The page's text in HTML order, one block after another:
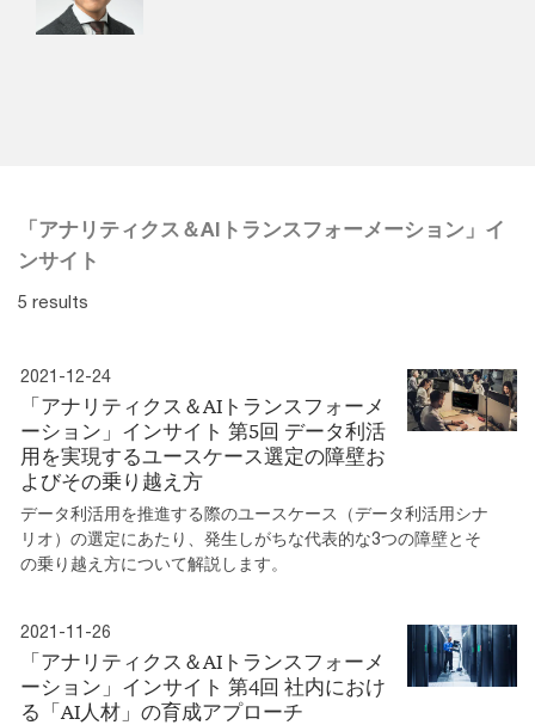
「アナリティクス＆AIトランスフォーメーション」イ
ンサイト
5 results
2021-12-24
「アナリティクス＆AIトランスフォーメ
ーション」インサイト 第5回 データ利活
用を実現するユースケース選定の障壁お
よびその乗り越え方
データ利活用を推進する際のユースケース（データ利活用シナ
リオ）の選定にあたり、発生しがちな代表的な3つの障壁とそ
の乗り越え方について解説します。
2021-11-26
「アナリティクス＆AIトランスフォーメ
ーション」インサイト 第4回 社内におけ
る「AI人材」の育成アプローチ